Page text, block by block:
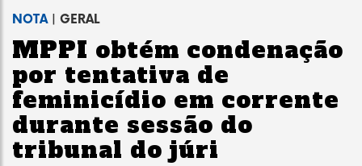
NOTA| GERAL
MPPI obtém condenação
por tentativa de
feminicídio em corrente
durante sessão do
tribunal do júri